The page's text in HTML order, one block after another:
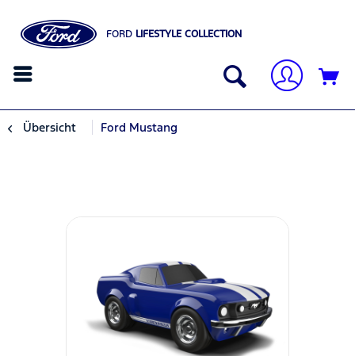
FORD LIFESTYLE COLLECTION
Übersicht Ford Mustang